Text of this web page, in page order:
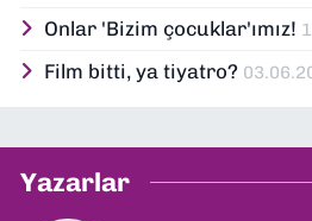
Onlar 'Bizim çocuklar'ımız!
Film bitti, ya tiyatro?
Yazarlar